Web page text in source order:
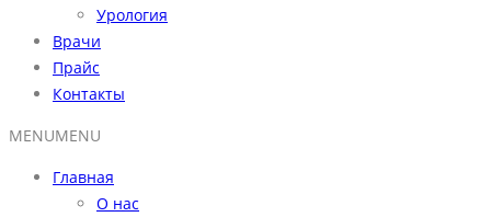
Урология
Врачи
Прайс
Контакты
MENUMENU
Главная
О нас